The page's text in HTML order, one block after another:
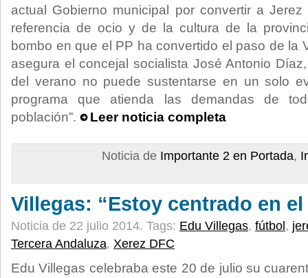
actual Gobierno municipal por convertir a
referencia de ocio y de la cultura de la
bombo en que el PP ha convertido el paso de la
asegura el concejal socialista José Antonio
del verano no puede sustentarse en un solo
programa que atienda las demandas de
población”.
Leer noticia completa
Noticia de Importante 2 en Portada,
Villegas: “Estoy centrado en el
Noticia de 22 julio 2014. Tags: Edu Villegas, fútbol ,
Tercera Andaluza, Xerez DFC
Edu Villegas celebraba este 20 de julio su